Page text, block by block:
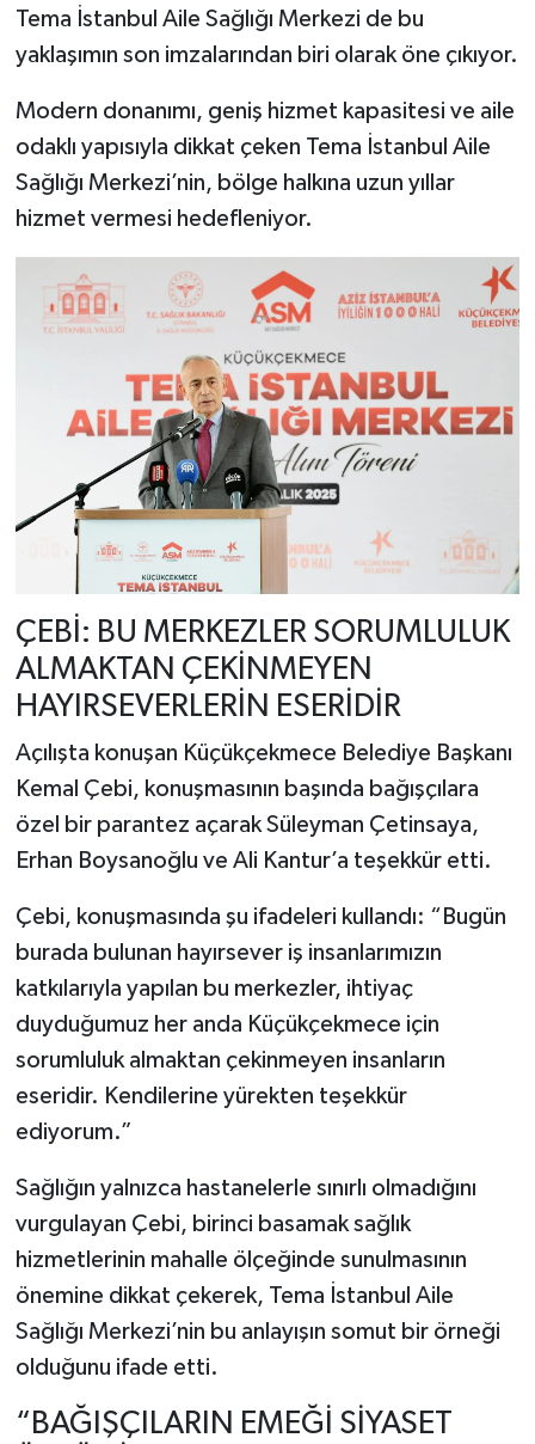
Tema İstanbul Aile Sağlığı Merkezi de bu
yaklaşımın son imzalarından biri olarak öne çıkıyor.
Modern donanımı, geniş hizmet kapasitesi ve aile
odaklı yapısıyla dikkat çeken Tema İstanbul Aile
Sağlığı Merkezi’nin, bölge halkına uzun yıllar
hizmet vermesi hedefleniyor.
ÇEBİ: BU MERKEZLER SORUMLULUK
ALMAKTAN ÇEKİNMEYEN
HAYIRSEVERLERİN ESERİDİR
Açılışta konuşan Küçükçekmece Belediye Başkanı
Kemal Çebi, konuşmasının başında bağışçılara
özel bir parantez açarak Süleyman Çetinsaya,
Erhan Boysanoğlu ve Ali Kantur’a teşekkür etti.
Çebi, konuşmasında şu ifadeleri kullandı: “Bugün
burada bulunan hayırsever iş insanlarımızın
katkılarıyla yapılan bu merkezler, ihtiyaç
duyduğumuz her anda Küçükçekmece için
sorumluluk almaktan çekinmeyen insanların
eseridir. Kendilerine yürekten teşekkür
ediyorum.”
Sağlığın yalnızca hastanelerle sınırlı olmadığını
vurgulayan Çebi, birinci basamak sağlık
hizmetlerinin mahalle ölçeğinde sunulmasının
önemine dikkat çekerek, Tema İstanbul Aile
Sağlığı Merkezi’nin bu anlayışın somut bir örneği
olduğunu ifade etti.
“BAĞIŞÇILARIN EMEĞİ SİYASET